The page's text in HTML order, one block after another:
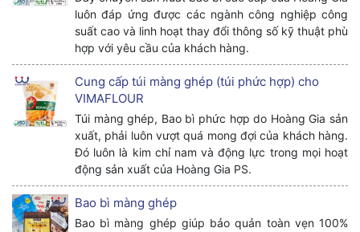
luôn đáp ứng được các ngành công nghiệp công
suất cao và linh hoạt thay đổi thông số kỹ thuật phù
hợp với yêu cầu của khách hàng.
Cung cấp túi màng ghép (túi phức hợp) cho
VIMAFLOUR
Túi màng ghép, Bao bì phức hợp do Hoàng Gia sản
xuất, phải luôn vượt quá mong đợi của khách hàng.
Đó luôn là kim chỉ nam và động lực trong mọi hoạt
động sản xuất của Hoàng Gia PS.
Bao bì màng ghép
Bao bì màng ghép giúp bảo quản toàn vẹn 100%